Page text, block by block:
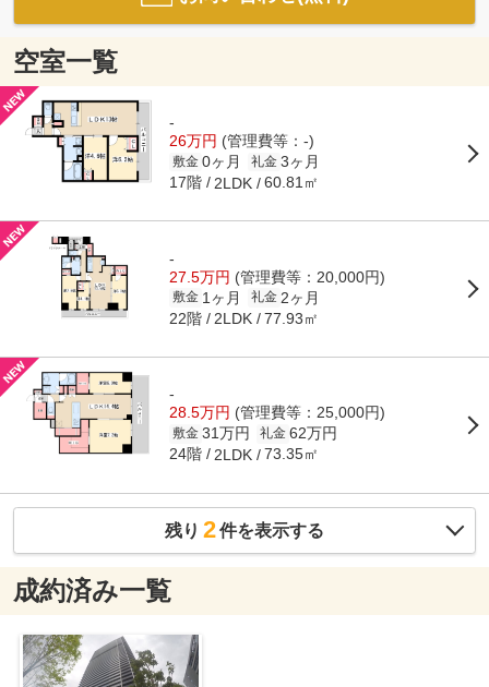
空室一覧
-
26万円 (管理費等：-)
敷金 0ヶ月 礼金 3ヶ月
17階 2LDK 60.81㎡
-
27.5万円 (管理費等：20,000円)
敷金 1ヶ月 礼金 2ヶ月
22階 2LDK 77.93㎡
-
28.5万円 (管理費等：25,000円)
敷金 31万円 礼金 62万円
24階 2LDK 73.35㎡
残り 2件を表示する
成約済み一覧